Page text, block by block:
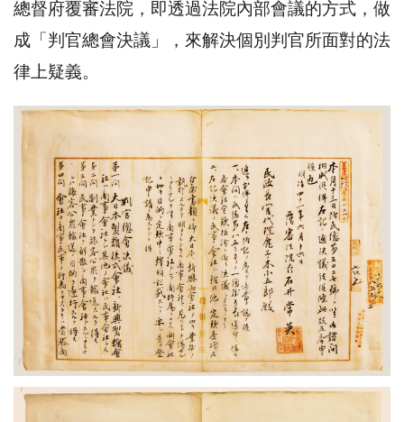
總督府覆審法院，即透過法院內部會議的方式，做
成「判官總會決議」，來解決個別判官所面對的法
律上疑義。